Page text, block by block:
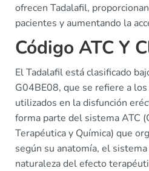
ofrecen Tadalafil,
pacientes y aumentando la
Código ATC Y
El Tadalafil está clasificado
G04BE08, que se refiere a
utilizados en la disfunción
forma parte del sistema ATC
Terapéutica y Química) que
según su anatomía, el
naturaleza del efecto